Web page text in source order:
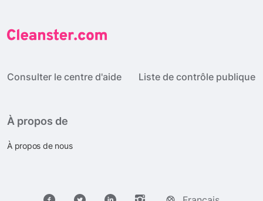
Consulter le centre d'aide Liste de contrôle publique
À propos de
À propos de nous